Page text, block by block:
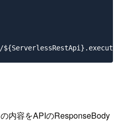
の内容をAPIのResponseBody